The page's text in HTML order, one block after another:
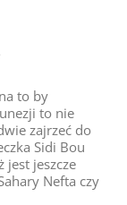
to by
to nie
zajrzeć do
Sidi Bou
jest jeszcze
Nefta czy